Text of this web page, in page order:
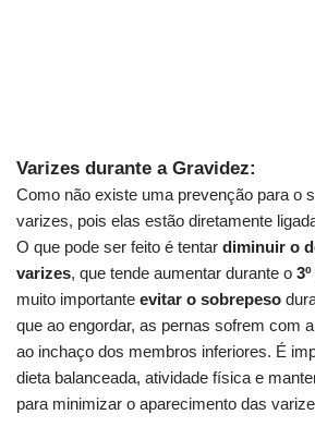
Varizes durante a Gravidez:
Como não existe uma prevenção para o
varizes, pois elas estão diretamente
O que pode ser feito é tentar diminuir o
varizes, que tende aumentar durante o
muito importante evitar o sobrepeso
que ao engordar, as pernas sofrem com
ao inchaço dos membros inferiores. É
dieta balanceada, atividade física e
para minimizar o aparecimento das